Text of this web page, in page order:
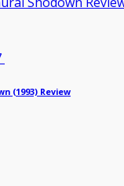
(1993) Review